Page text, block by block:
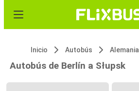
Inicio Autobús Alemania
Autobús de Berlín a Słupsk